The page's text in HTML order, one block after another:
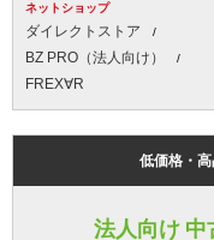
ネットショップ
ダイレクトストア
BZ PRO（法人向け）
FREX∀R
低価格・
法人向け 中